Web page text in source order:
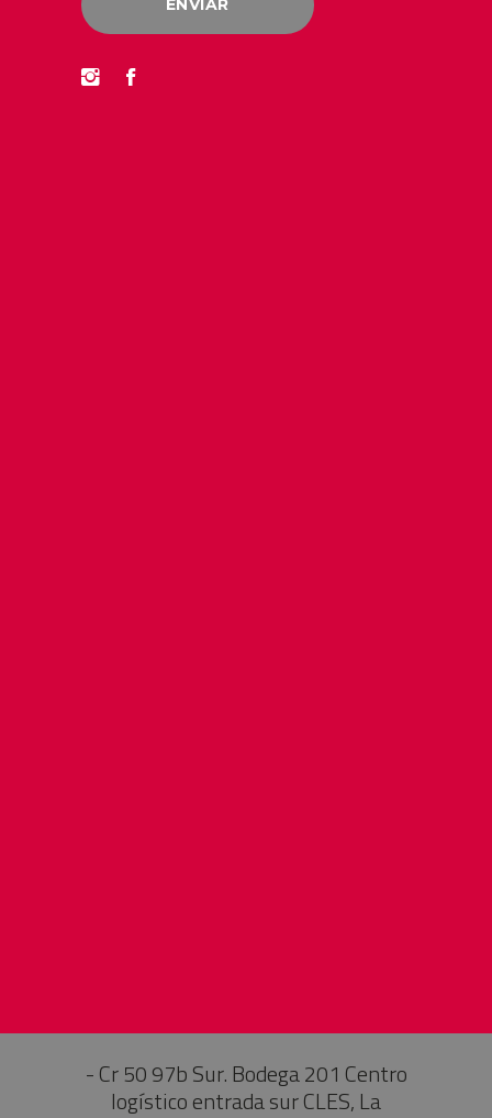
- Cr 50 97b Sur. Bodega 201 Centro
logístico entrada sur CLES, La